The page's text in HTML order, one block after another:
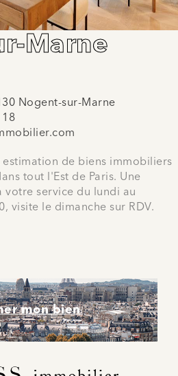
Marne
Nogent-sur-Marne
18
de biens immobiliers
tout l'Est de Paris. Une
votre service du lundi au
visite le dimanche sur RDV.
mon bien